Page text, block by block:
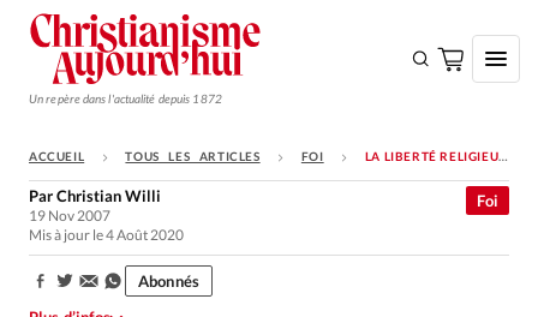
Un repère dans l'actualité depuis 1872
S'ABONNER
Monde
Opinions
ACCUEIL TOUS LES ARTICLES FOI LA LIBERTÉ RELIGIEUSE EST UN DROIT ABSOLU
Foi
ParChristian Willi
19 Nov 2007
Mis à jour le 4 Août 2020
Partager:
Abonnés